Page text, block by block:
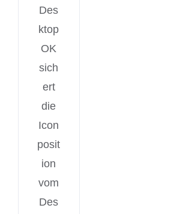
Des
ktop
OK
sich
ert
die
Icon
posit
ion
vom
Des